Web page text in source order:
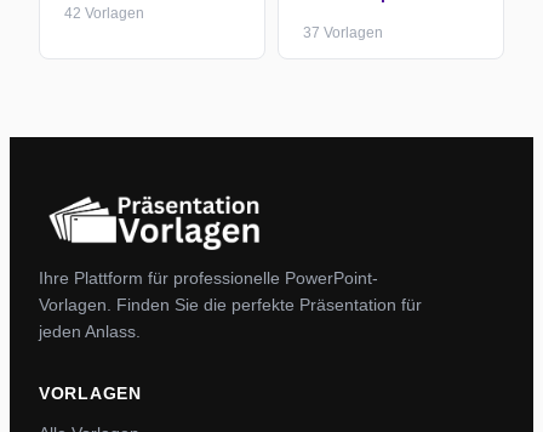
42 Vorlagen
37 Vorlagen
Ihre Plattform für professionelle PowerPoint-
Vorlagen. Finden Sie die perfekte Präsentation für
jeden Anlass.
VORLAGEN